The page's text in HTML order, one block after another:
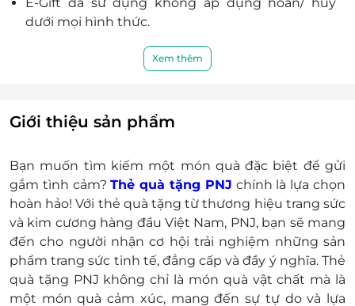
Số 131 Hoàng Hoa Thám, P. 6, Quận Bình Thạnh, Hồ
Chí Minh
Shop 6,7,8 Tầng trệt, BigC An Lạc, 1231 Quốc Lộ 1A,
KP. 5, P. Bình Trị Đông B, Quận Bình Tân, Hồ Chí
Minh
745 Lê Trọng Tấn, P. Bình Hưng Hòa, Quận Bình Tân,
Hồ Chí Minh
80 Huỳnh Tấn Phát, P. Phú Mỹ, Quận 7, Hồ Chí Minh
Số 459 Trường Chinh, P. 14, Quận Tân Bình, Hồ Chí
Minh
Lô K1-05, Tầng 1, TTTM Vạn Hạnh, 11 Sư Vạn Hạnh, P.
12, Quận 10, Hồ Chí Minh
New Center Hoàng Diệu, 293-295 Hoàng Diệu, P. 4,
dưới mọi hình thức.
thêm khoản chênh lệch đó.
Khách hàng có trách nhiệm bảo mật thông tin
không chịu trách nhiệm hoàn trả các mã thẻ bị
mất hoặc ở trạng thái "đã sử dụng" với bất kỳ lý
do gì.
LifeLink sẽ không chịu trách nhiệm đối với chất
lượng sản phẩm hoặc dịch vụ được cung cấp
cũng như đối với các tranh chấp về sau giữa
khách hàng và nhà cung cấp.
Xem thêm
Giới thiệu sản phẩm
Bạn muốn tìm kiếm một món quà đặc biệt để gửi
gắm tình cảm?Thẻ quà tặng PNJ chính là lựa chọn
hoàn hảo! Với thẻ quà tặng từ thương hiệu trang sức
và kim cương hàng đầu Việt Nam, PNJ, bạn sẽ mang
đến cho người nhận cơ hội trải nghiệm những sản
phẩm trang sức tinh tế, đẳng cấp và đầy ý nghĩa. Thẻ
quà tặng PNJ không chỉ là món quà vật chất mà là
một món quà cảm xúc, mang đến sự tự do và lựa